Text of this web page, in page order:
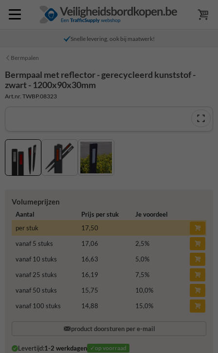
Snelle levering, ook bij maatwerk!
Bermpalen
Bermpaal met reflector - gerecycleerd kunststof -
zwart - 1200x90x30mm
Art.nr. TWBP.08323
Volumeprijzen
Aantal Prijs per stuk
Je voordeel
per stuk
17,50
vanaf 5 stuks
17,06 2,5%
vanaf 10 stuks
16,63 5,0%
vanaf 25 stuks
16,19 7,5%
vanaf 50 stuks
15,75 10,0%
vanaf 100 stuks
14,88 15,0%
product doorsturen per e-mail
Levertijd:1-2 werkdagen ✓op voorraad